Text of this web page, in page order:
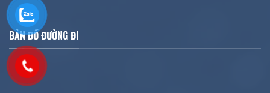
BẢN ĐỒ ĐƯỜNG ĐI